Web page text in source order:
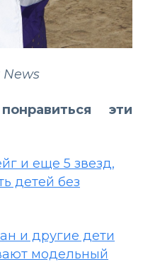
News
эти
и еще 5 звезд,
детей без
и другие дети
модельный